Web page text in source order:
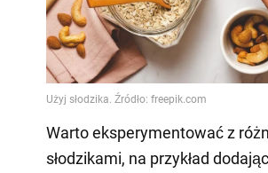
Warto eksperymentować z
słodzikami, na przykład